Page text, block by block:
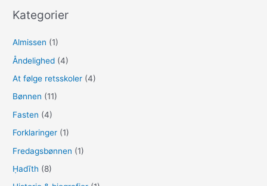
k
e
t
e
r
Kategorier
Almissen (1)
Åndelighed (4)
At følge retsskoler (4)
Bønnen (11)
Fasten (4)
Forklaringer (1)
Fredagsbønnen (1)
Ḥadīth (8)